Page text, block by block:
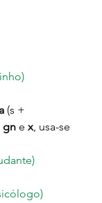
(s +
gn e x, usa-se